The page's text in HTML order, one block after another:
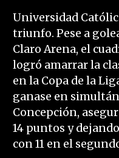
Universidad
triunfo. Pese a
Claro Arena, el
logró amarrar la
en la Copa de la
ganase en
Concepción,
14 puntos y
con 11 en el